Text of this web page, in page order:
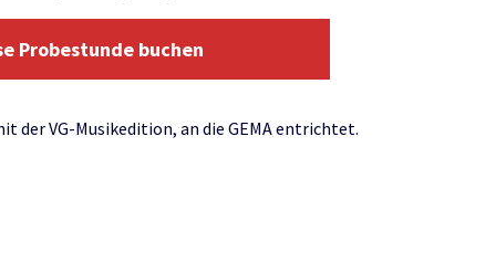
Probestunde buchen
der VG-Musikedition, an die GEMA entrichtet.